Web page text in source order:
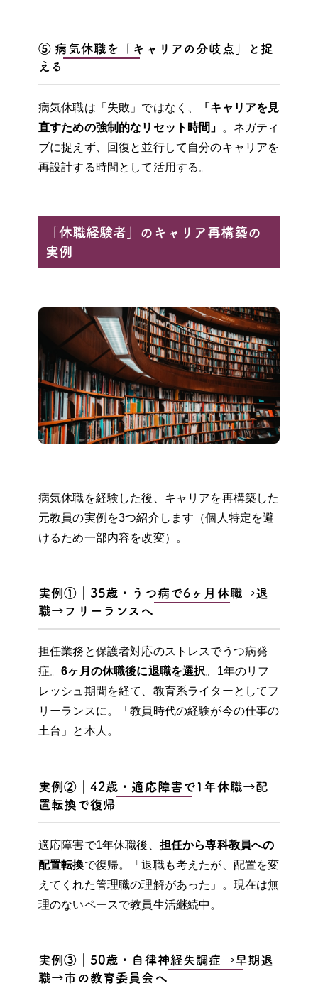
⑤ 病気休職を「キャリアの分岐点」と捉
える
病気休職は「失敗」ではなく、
「キャリアを見
直すための強制的なリセット時間」
。ネガティ
ブに捉えず、回復と並行して自分のキャリアを
再設計する時間として活用する。
「休職経験者」のキャリア再構築の
実例
病気休職を経験した後、キャリアを再構築した
元教員の実例を3つ紹介します（個人特定を避
けるため一部内容を改変）。
実例①｜35歳・うつ病で6ヶ月休職→退
職→フリーランスへ
担任業務と保護者対応のストレスでうつ病発
症。6ヶ月の休職後に退職を選択。1年のリフ
レッシュ期間を経て、教育系ライターとしてフ
リーランスに。「教員時代の経験が今の仕事の
土台」と本人。
実例②｜42歳・適応障害で1年休職→配
置転換で復帰
適応障害で1年休職後、 担任から専科教員への
配置転換で復帰。「退職も考えたが、配置を変
えてくれた管理職の理解があった」。現在は無
理のないペースで教員生活継続中。
実例③｜50歳・自律神経失調症→早期退
職→市の教育委員会へ